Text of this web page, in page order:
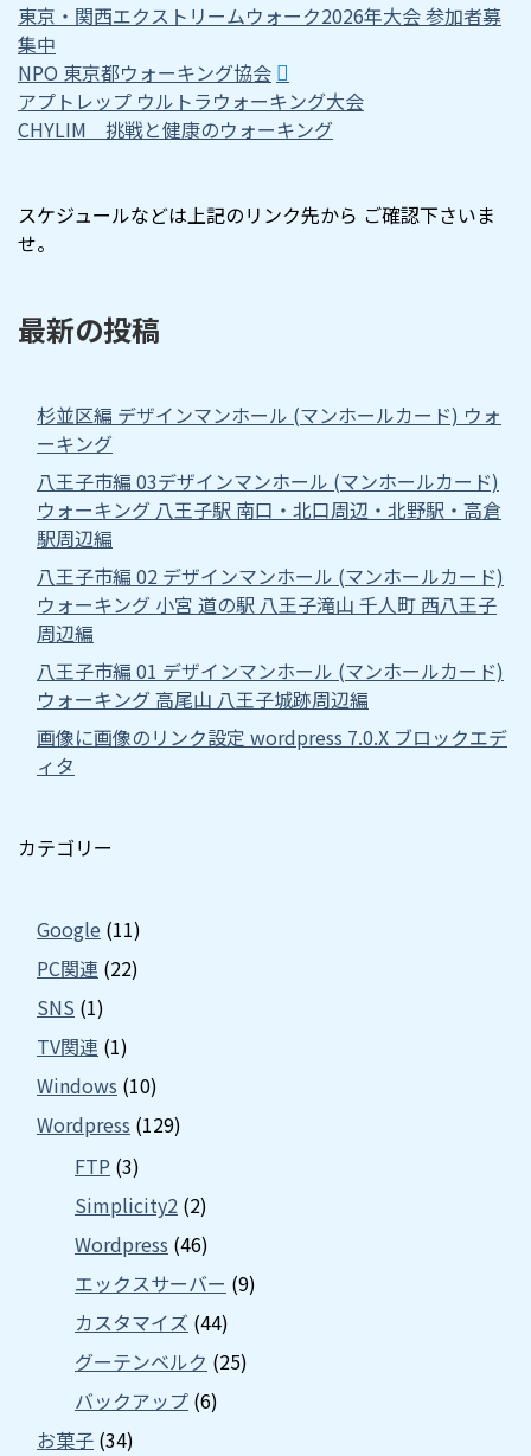
東京・関西エクストリームウォーク2026年大会 参加者募
集中
NPO 東京都ウォーキング協会
アプトレップ ウルトラウォーキング大会
CHYLIM 挑戦と健康のウォーキング
スケジュールなどは上記のリンク先から ご確認下さいま
せ。
最新の投稿
杉並区編 デザインマンホール (マンホールカード) ウォ
ーキング
八王子市編 03デザインマンホール (マンホールカード)
ウォーキング 八王子駅 南口・北口周辺・北野駅・高倉
駅周辺編
八王子市編 02 デザインマンホール (マンホールカード)
ウォーキング 小宮 道の駅 八王子滝山 千人町 西八王子
周辺編
八王子市編 01 デザインマンホール (マンホールカード)
ウォーキング 高尾山 八王子城跡周辺編
画像に画像のリンク設定 wordpress 7.0.X ブロックエデ
ィタ
カテゴリー
Google (11)
PC関連 (22)
SNS (1)
TV関連 (1)
Windows (10)
Wordpress (129)
FTP (3)
Simplicity2 (2)
Wordpress (46)
エックスサーバー (9)
カスタマイズ (44)
グーテンベルク (25)
バックアップ (6)
お菓子 (34)